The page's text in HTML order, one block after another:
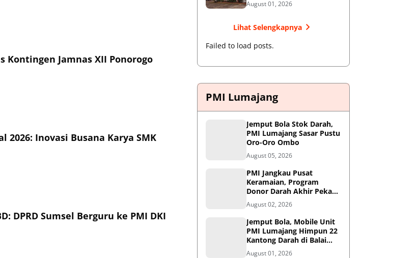
Kontingen Jamnas XII Ponorogo
2026: Inovasi Busana Karya SMK
DPRD Sumsel Berguru ke PMI DKI
August 01, 2026
Lihat Selengkapnya
Failed to load posts.
PMI Lumajang
Jemput Bola Stok Darah,
PMI Lumajang Sasar Pustu
Oro-Oro Ombo
August 05, 2026
PMI Jangkau Pusat
Keramaian, Program
Donor Darah Akhir Pekan
di GM Plaza Lumajang
Disambut Antusias
August 02, 2026
Jemput Bola, Mobile Unit
PMI Lumajang Himpun 22
Kantong Darah di Balai
Desa Jatirejo Kunir
August 01, 2026